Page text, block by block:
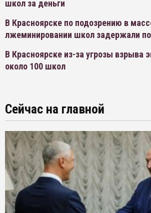
школ за деньги
В Красноярске по подозрению в
лжеминировании школ задержали
В Красноярске из-за угрозы взрыва
около 100 школ
Сейчас на главной